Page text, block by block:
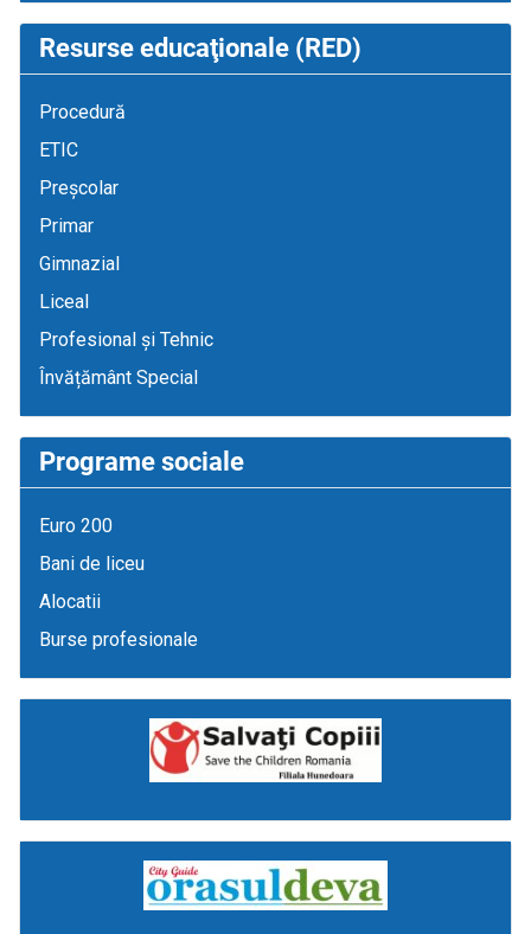
Resurse educaţionale (RED)
Procedură
ETIC
Preșcolar
Primar
Gimnazial
Liceal
Profesional și Tehnic
Învățământ Special
Programe sociale
Euro 200
Bani de liceu
Alocatii
Burse profesionale